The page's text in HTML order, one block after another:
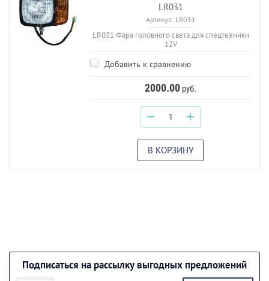
LR031
Артикул:LR031
LR031 Фара головного света для спецтехники
12V
Добавить к сравнению
2000.00 руб.
− +
В КОРЗИНУ
Подписаться на рассылку выгодных предложений